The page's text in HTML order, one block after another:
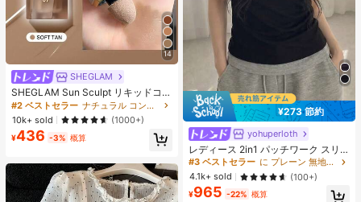
14
SHEGLAM
SHEGLAM Sun Sculpt リキッドコン
ター-Soft Tan ノーズシャドウ シェ
ーディング 女性と女の子のためのブ
ランドビューティーコスメメイクア
ップ
#2 ベストセラー
ナチュラル コントゥア＆ブロンザー
10k+ sold
(1000+)
¥436 -3% 概算
¥273 節約
yohuperloth
レディース 2in1 パッチワーク スリ
ムフィット 多用途 カジュアル 半袖T
シャツ ブラック 夏用
#3 ベストセラー
売り切れ間近！
#3 ベストセラー
に プレーン 無地のカジュアルTシャツ
売り切れ間近！
#3 ベストセラー
に プレーン 無地のカジュアルTシャツ
売り切れ間近！
#3 ベストセラー
に プレーン 無地のカジュアルTシャツ
4.1k+ sold (100+)
¥965 -22% 概算